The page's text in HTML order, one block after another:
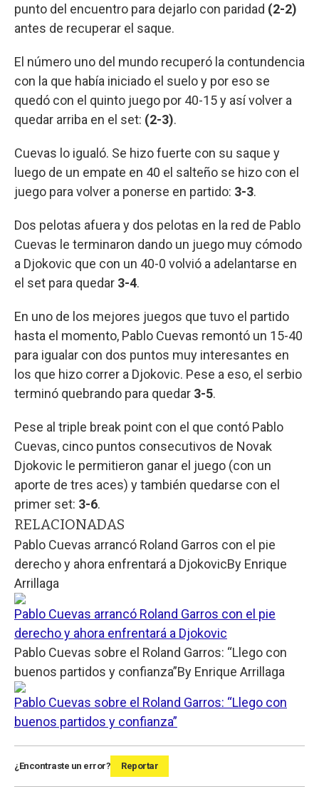
punto del encuentro para dejarlo con paridad (2-2)
antes de recuperar el saque.
El número uno del mundo recuperó la contundencia
con la que había iniciado el suelo y por eso se
quedó con el quinto juego por 40-15 y así volver a
quedar arriba en el set: (2-3).
Cuevas lo igualó. Se hizo fuerte con su saque y
luego de un empate en 40 el salteño se hizo con el
juego para volver a ponerse en partido: 3-3.
Dos pelotas afuera y dos pelotas en la red de Pablo
Cuevas le terminaron dando un juego muy cómodo
a Djokovic que con un 40-0 volvió a adelantarse en
el set para quedar 3-4.
En uno de los mejores juegos que tuvo el partido
hasta el momento, Pablo Cuevas remontó un 15-40
para igualar con dos puntos muy interesantes en
los que hizo correr a Djokovic. Pese a eso, el serbio
terminó quebrando para quedar 3-5.
Pese al triple break point con el que contó Pablo
Cuevas, cinco puntos consecutivos de Novak
Djokovic le permitieron ganar el juego (con un
aporte de tres aces) y también quedarse con el
primer set: 3-6.
RELACIONADAS
Pablo Cuevas arrancó Roland Garros con el pie
derecho y ahora enfrentará a DjokovicBy Enrique
Arrillaga
Pablo Cuevas arrancó Roland Garros con el pie
derecho y ahora enfrentará a Djokovic
Pablo Cuevas sobre el Roland Garros: “Llego con
buenos partidos y confianza”By Enrique Arrillaga
Pablo Cuevas sobre el Roland Garros: “Llego con
buenos partidos y confianza”
¿Encontraste un error? Reportar